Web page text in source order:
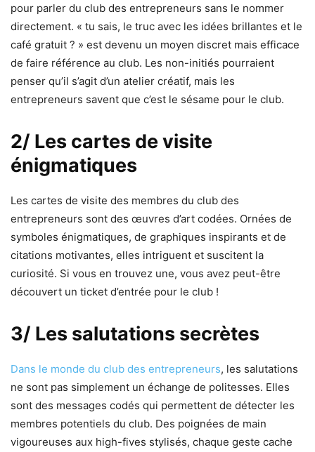
pour parler du club des entrepreneurs sans le nommer
directement. « tu sais, le truc avec les idées brillantes et le
café gratuit ? » est devenu un moyen discret mais efficace
de faire référence au club. Les non-initiés pourraient
penser qu’il s’agit d’un atelier créatif, mais les
entrepreneurs savent que c’est le sésame pour le club.
2/ Les cartes de visite
énigmatiques
Les cartes de visite des membres du club des
entrepreneurs sont des œuvres d’art codées. Ornées de
symboles énigmatiques, de graphiques inspirants et de
citations motivantes, elles intriguent et suscitent la
curiosité. Si vous en trouvez une, vous avez peut-être
découvert un ticket d’entrée pour le club !
3/ Les salutations secrètes
Dans le monde du club des entrepreneurs, les salutations
ne sont pas simplement un échange de politesses. Elles
sont des messages codés qui permettent de détecter les
membres potentiels du club. Des poignées de main
vigoureuses aux high-fives stylisés, chaque geste cache